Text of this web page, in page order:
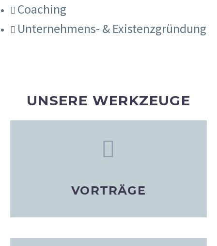
Coaching
Unternehmens- & Existenzgründung
UNSERE WERKZEUGE
VORTRÄGE